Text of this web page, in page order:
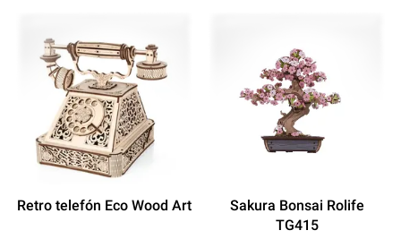
Retro telefón Eco Wood Art
Sakura Bonsai Rolife
TG415